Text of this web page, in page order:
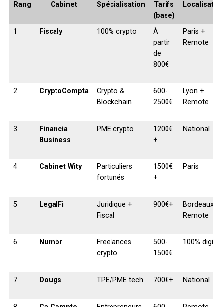
Rang Cabinet Spécialisation
Tarifs
(base)
1 Fiscaly 100% crypto
À
partir
de
800€
Paris +
Remote
2 CryptoCompta
Crypto &
Blockchain
600-
2500€
Lyon +
Remote
3
Financia
Business
PME crypto
1200€
+
National
4 Cabinet Wity
Particuliers
fortunés
1500€
+
Paris
5 LegalFi
Juridique +
Fiscal
900€+
Bordeaux +
Remote
6 Numbr
Freelances
crypto
500-
1500€
100% digital
7 Dougs TPE/PME tech 700€+ National